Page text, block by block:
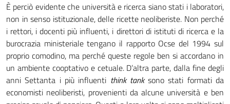
È perciò evidente che università e ricerca siano stati i laboratori,
non in senso istituzionale, delle ricette neoliberiste. Non perché
i rettori, i docenti più influenti, i direttori di istituti di ricerca e la
burocrazia ministeriale tengano il rapporto Ocse del 1994 sul
proprio comodino, ma perché queste regole ben si accordano in
un ambiente cooptativo e cetuale. D’altra parte, dalla fine degli
anni Settanta i più influenti think tanksono stati formati da
economisti neoliberisti, provenienti da alcune università e ben